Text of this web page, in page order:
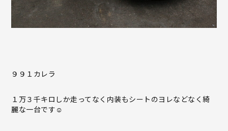
９９１カレラ
１万３千キロしか走ってなく内装もシートのヨレなどなく綺
麗な一台です☺